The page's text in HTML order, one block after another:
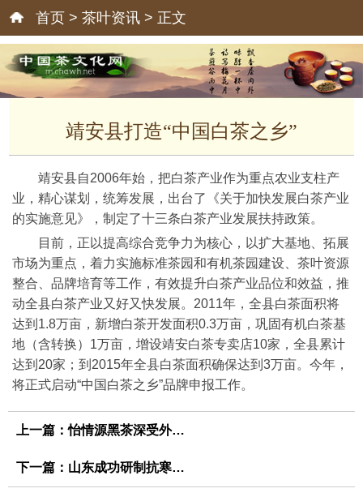
首页 > 茶叶资讯 > 正文
靖安县打造“中国白茶之乡”
靖安县自2006年始，把白茶产业作为重点农业支柱产
业，精心谋划，统筹发展，出台了《关于加快发展白茶产业
的实施意见》，制定了十三条白茶产业发展扶持政策。
目前，正以提高综合竞争力为核心，以扩大基地、拓展
市场为重点，着力实施标准茶园和有机茶园建设、茶叶资源
整合、品牌培育等工作，有效提升白茶产业品位和效益，推
动全县白茶产业又好又快发展。2011年，全县白茶面积将
达到1.8万亩，新增白茶开发面积0.3万亩，巩固有机白茶基
地（含转换）1万亩，增设靖安白茶专卖店10家，全县累计
达到20家；到2015年全县白茶面积确保达到3万亩。今年，
将正式启动“中国白茶之乡”品牌申报工作。
上一篇：怡情源黑茶深受外商青睐
下一篇： 山东成功研制抗寒茶树良种